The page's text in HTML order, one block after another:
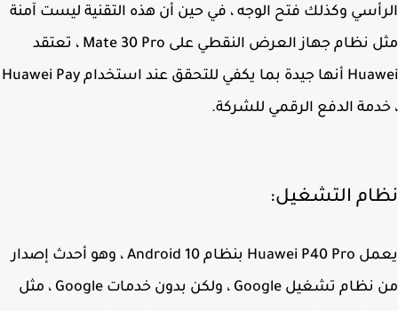
وكذلك فتح الوجه ، في حين أن هذه التقنية ليست آمنة
مثل نظام جهاز العرض النقطي على Mate 30 Pro ، تعتقد
Huawei أنها جيدة بما يكفي للتحقق عند استخدام Huawei Pay
الدفع الرقمي للشركة.
التشغيل:
يعمل Huawei P40 Pro بنظام Android 10 ، وهو أحدث إصدار
من نظام تشغيل Google ، ولكن بدون خدمات Google ، مثل